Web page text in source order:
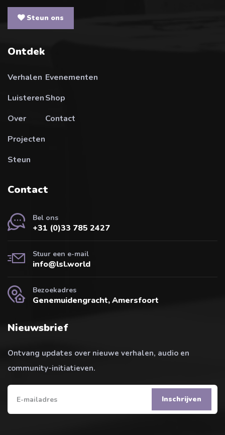
Steun ons
Ontdek
Verhalen
Luisteren
Over
Projecten
Steun
Evenementen
Shop
Contact
Contact
Bel ons
+31 (0)33 785 2427
Stuur een e-mail
info@lsl.world
Bezoekadres
Genemuidengracht, Amersfoort
Nieuwsbrief
Ontvang updates over nieuwe verhalen, audio en
community-initiatieven.
Inschrijven